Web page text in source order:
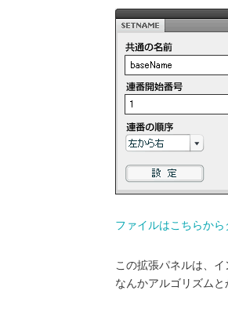
ファイルはこちらか
この拡張パネルは、
なんかアルゴリズム